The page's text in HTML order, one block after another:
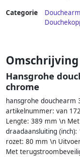
Categorie
Omschrijving
Hansgrohe
chrome
hansgrohe douchearm
artikelnummer: van
Lengte: 389 mm \n
draadaansluiting
rozet: 80 mm \n
Met